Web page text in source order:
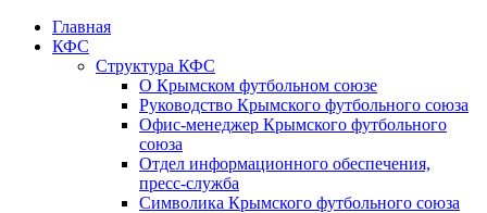
Главная
КФС
Структура КФС
О Крымском футбольном союзе
Руководство Крымского футбольного союза
Офис-менеджер Крымского футбольного
союза
Отдел информационного обеспечения,
пресс-служба
Символика Крымского футбольного союза